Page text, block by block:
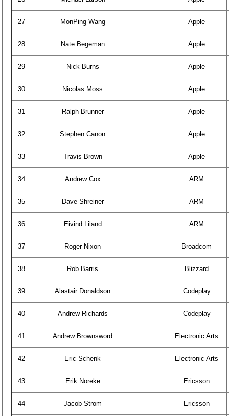
27 MonPing Wang Apple
28 Nate Begeman Apple
29 Nick Burns Apple
30 Nicolas Moss Apple
31 Ralph Brunner Apple
32 Stephen Canon Apple
33 Travis Brown Apple
34 Andrew Cox ARM
35 Dave Shreiner ARM
36 Eivind Liland ARM
37 Roger Nixon Broadcom
38 Rob Barris Blizzard
39 Alastair Donaldson Codeplay
40 Andrew Richards Codeplay
41 Andrew Brownsword Electronic Arts
42 Eric Schenk Electronic Arts
43 Erik Noreke Ericsson
44 Jacob Strom Ericsson